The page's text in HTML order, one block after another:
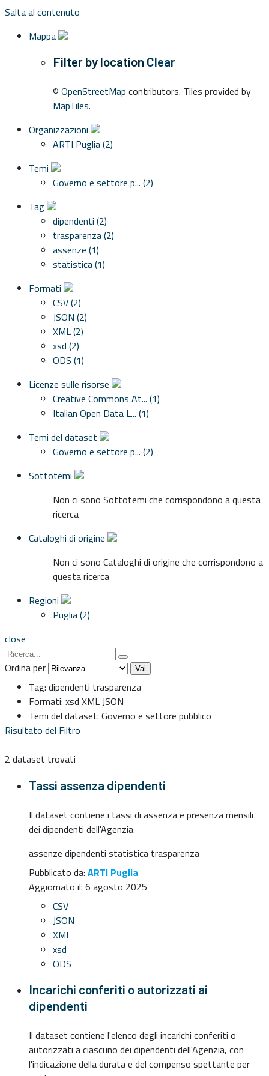
Salta al contenuto
Mappa
Filter by location Clear
© OpenStreetMap contributors. Tiles provided by
MapTiles.
Organizzazioni
ARTI Puglia (2)
Temi
Governo e settore p... (2)
Tag
dipendenti (2)
trasparenza (2)
assenze (1)
statistica (1)
Formati
CSV (2)
JSON (2)
XML (2)
xsd (2)
ODS (1)
Licenze sulle risorse
Creative Commons At... (1)
Italian Open Data L... (1)
Temi del dataset
Governo e settore p... (2)
Sottotemi
Non ci sono Sottotemi che corrispondono a questa
ricerca
Cataloghi di origine
Non ci sono Cataloghi di origine che corrispondono a
questa ricerca
Regioni
Puglia (2)
close
Ordina per
Vai
Tag: dipendenti trasparenza
Formati: xsd XMLJSON
Temi del dataset: Governo e settore pubblico
Risultato del Filtro
2 dataset trovati
Tassi assenza dipendenti
Il dataset contiene i tassi di assenza e presenza mensili
dei dipendenti dell'Agenzia.
assenze dipendenti statistica trasparenza
Pubblicato da: ARTI Puglia
Aggiornato il: 6 agosto 2025
CSV
JSON
XML
xsd
ODS
Incarichi conferiti o autorizzati ai
dipendenti
Il dataset contiene l'elenco degli incarichi conferiti o
autorizzati a ciascuno dei dipendenti dell'Agenzia, con
l'indicazione della durata e del compenso spettante per